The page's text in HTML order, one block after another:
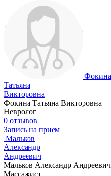
Фокина
Татьяна
Викторовна
Фокина Татьяна Викторовна
Невролог
0 отзывов
Запись на прием
Мальков
Александр
Андреевич
Мальков Александр Андреевич
Массажист